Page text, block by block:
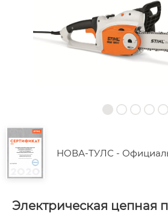
НОВА-ТУЛС -
Электрическая цепная